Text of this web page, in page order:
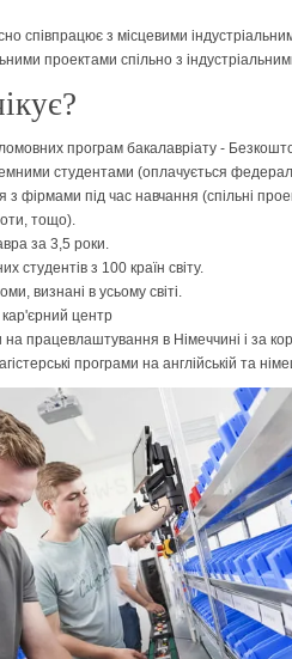
співпрацює з місцевими
проектами спільно з
програм бакалаврiату -
студентами (оплачується
з фірмами під час навчання (спільні
тощо).
за 3,5 роки.
студентів з 100 країн світу.
визнані в усьому світі.
центр
на працевлаштування в Німеччині і за
програми на англійській та